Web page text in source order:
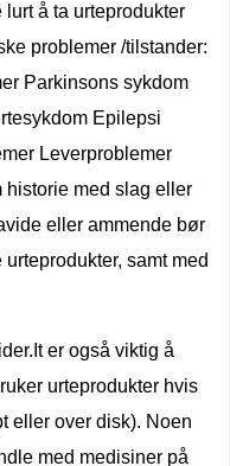
å ta urteprodukter
problemer /tilstander:
Parkinsons sykdom
Epilepsi
Leverproblemer
historie med slag eller
eller ammende bør
samt med
er også viktig å
urteprodukter hvis
eller over disk). Noen
med medisiner på